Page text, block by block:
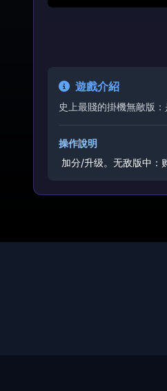
遊戲介紹
史上最賤的掛機無敵版
操作說明
加分/升级。 无敌版中：